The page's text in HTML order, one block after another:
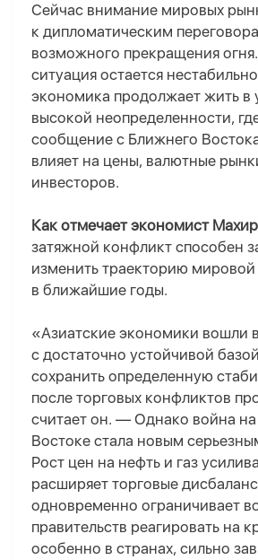
Сейчас внимание мировых
к дипломатическим
возможного прекращения
ситуация остается
экономика продолжает жить в
высокой неопределенности,
сообщение с Ближнего
влияет на цены, валютные
инвесторов.
Как отмечает экономист
затяжной конфликт способен
изменить траекторию
в ближайшие годы.
«Азиатские экономики вошли
с достаточно устойчивой
сохранить определенную
после торговых конфликтов
считает он. — Однако война
Востоке стала новым
Рост цен на нефть и газ
расширяет торговые
одновременно ограничивает
правительств реагировать на
особенно в странах, сильно